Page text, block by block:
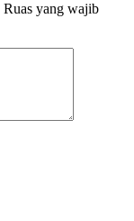
Ruas yang wajib